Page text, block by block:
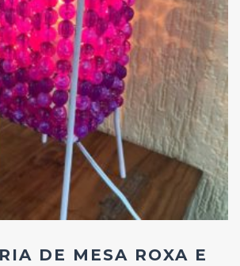
Add
ao
Favoritos
DE MESA ROXA E